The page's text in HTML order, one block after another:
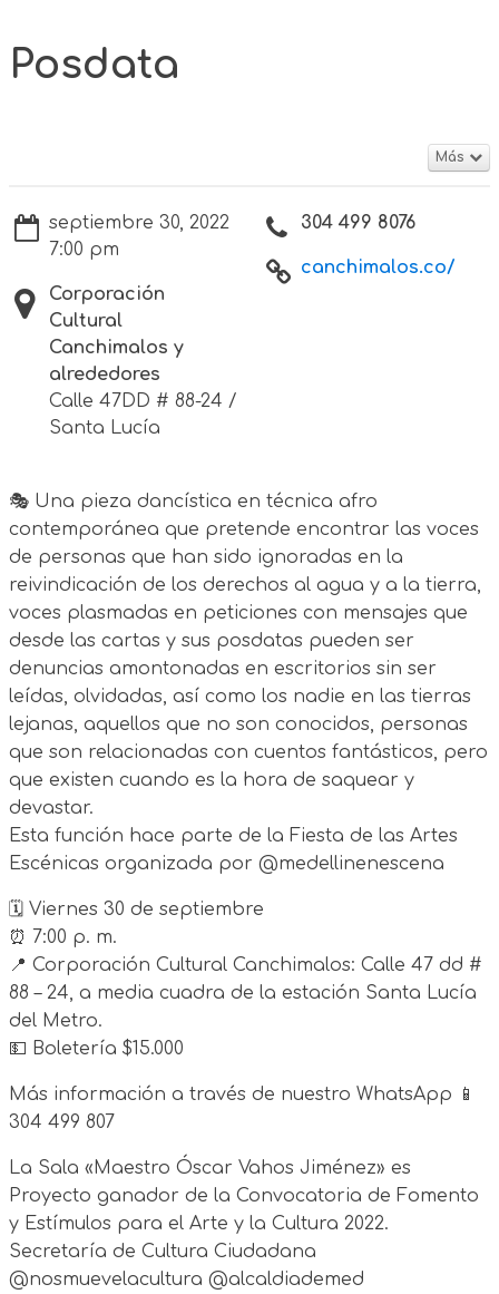
Posdata
Más
septiembre 30, 2022
7:00 pm
Corporación
Cultural
Canchimalos y
alrededores
Calle 47DD # 88-24 /
Santa Lucía
304 499 8076
canchimalos.co/
🎭 Una pieza dancística en técnica afro
contemporánea que pretende encontrar las voces
de personas que han sido ignoradas en la
reivindicación de los derechos al agua y a la tierra,
voces plasmadas en peticiones con mensajes que
desde las cartas y sus posdatas pueden ser
denuncias amontonadas en escritorios sin ser
leídas, olvidadas, así como los nadie en las tierras
lejanas, aquellos que no son conocidos, personas
que son relacionadas con cuentos fantásticos, pero
que existen cuando es la hora de saquear y
devastar.
Esta función hace parte de la Fiesta de las Artes
Escénicas organizada por @medellinenescena
🗓️ Viernes 30 de septiembre
⏰ 7:00 p. m.
📍 Corporación Cultural Canchimalos: Calle 47 dd #
88 – 24, a media cuadra de la estación Santa Lucía
del Metro.
💵 Boletería $15.000
Más información a través de nuestro WhatsApp 📱
304 499 807
La Sala «Maestro Óscar Vahos Jiménez» es
Proyecto ganador de la Convocatoria de Fomento
y Estímulos para el Arte y la Cultura 2022.
Secretaría de Cultura Ciudadana
@nosmuevelacultura @alcaldiademed